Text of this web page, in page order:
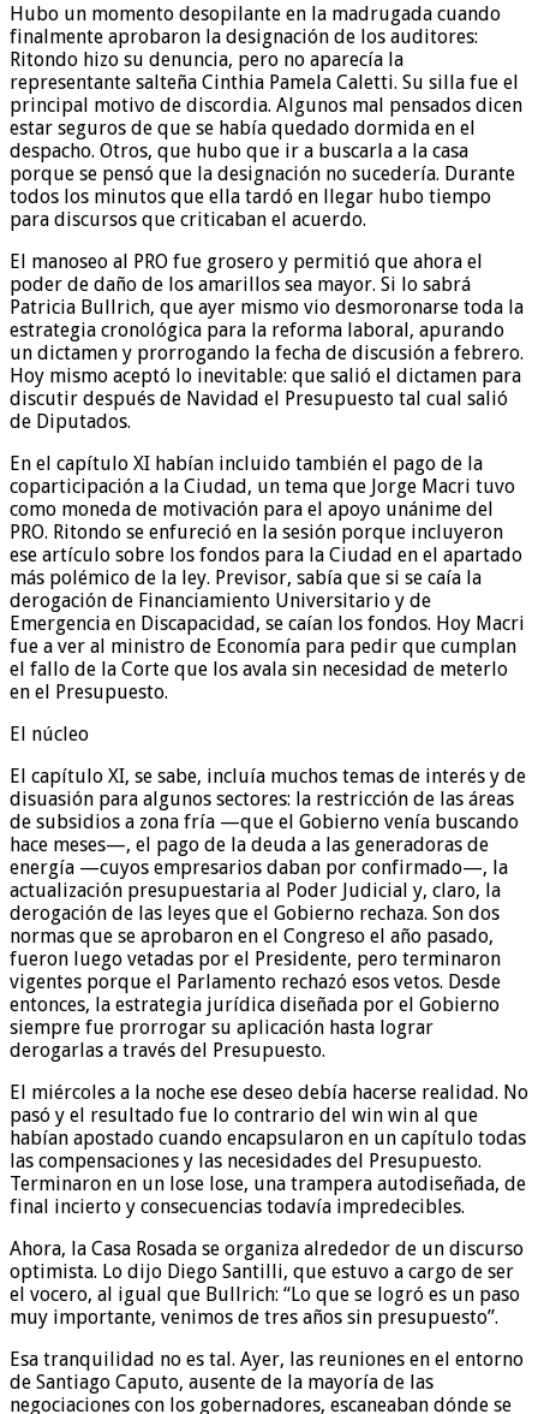
Hubo un momento desopilante en la madrugada cuando
finalmente aprobaron la designación de los auditores:
Ritondo hizo su denuncia, pero no aparecía la
representante salteña Cinthia Pamela Caletti. Su silla fue el
principal motivo de discordia. Algunos mal pensados dicen
estar seguros de que se había quedado dormida en el
despacho. Otros, que hubo que ir a buscarla a la casa
porque se pensó que la designación no sucedería. Durante
todos los minutos que ella tardó en llegar hubo tiempo
para discursos que criticaban el acuerdo.
El manoseo al PRO fue grosero y permitió que ahora el
poder de daño de los amarillos sea mayor. Si lo sabrá
Patricia Bullrich, que ayer mismo vio desmoronarse toda la
estrategia cronológica para la reforma laboral, apurando
un dictamen y prorrogando la fecha de discusión a febrero.
Hoy mismo aceptó lo inevitable: que salió el dictamen para
discutir después de Navidad el Presupuesto tal cual salió
de Diputados.
En el capítulo XI habían incluido también el pago de la
coparticipación a la Ciudad, un tema que Jorge Macri tuvo
como moneda de motivación para el apoyo unánime del
PRO. Ritondo se enfureció en la sesión porque incluyeron
ese artículo sobre los fondos para la Ciudad en el apartado
más polémico de la ley. Previsor, sabía que si se caía la
derogación de Financiamiento Universitario y de
Emergencia en Discapacidad, se caían los fondos. Hoy Macri
fue a ver al ministro de Economía para pedir que cumplan
el fallo de la Corte que los avala sin necesidad de meterlo
en el Presupuesto.
El núcleo
El capítulo XI, se sabe, incluía muchos temas de interés y de
disuasión para algunos sectores: la restricción de las áreas
de subsidios a zona fría —que el Gobierno venía buscando
hace meses—, el pago de la deuda a las generadoras de
energía —cuyos empresarios daban por confirmado—, la
actualización presupuestaria al Poder Judicial y, claro, la
derogación de las leyes que el Gobierno rechaza. Son dos
normas que se aprobaron en el Congreso el año pasado,
fueron luego vetadas por el Presidente, pero terminaron
vigentes porque el Parlamento rechazó esos vetos. Desde
entonces, la estrategia jurídica diseñada por el Gobierno
siempre fue prorrogar su aplicación hasta lograr
derogarlas a través del Presupuesto.
El miércoles a la noche ese deseo debía hacerse realidad. No
pasó y el resultado fue lo contrario del win win al que
habían apostado cuando encapsularon en un capítulo todas
las compensaciones y las necesidades del Presupuesto.
Terminaron en un lose lose, una trampera autodiseñada, de
final incierto y consecuencias todavía impredecibles.
Ahora, la Casa Rosada se organiza alrededor de un discurso
optimista. Lo dijo Diego Santilli, que estuvo a cargo de ser
el vocero, al igual que Bullrich: “Lo que se logró es un paso
muy importante, venimos de tres años sin presupuesto”.
Esa tranquilidad no es tal. Ayer, las reuniones en el entorno
de Santiago Caputo, ausente de la mayoría de las
negociaciones con los gobernadores, escaneaban dónde se